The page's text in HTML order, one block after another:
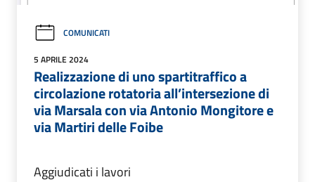
COMUNICATI
5 APRILE 2024
Realizzazione di uno spartitraffico a
circolazione rotatoria all’intersezione di
via Marsala con via Antonio Mongitore e
via Martiri delle Foibe
Aggiudicati i lavori